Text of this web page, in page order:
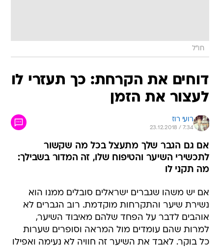
חו"ל
דוחים את הקרחת: כך תעזרי לו
לעצור את הזמן
רועי רוז
23.12.2018 / 7:34
אם גם הגבר שלך מתעצל בכל מה שקשור
לתכשירי השיער והטיפוח שלו, זה המדור בשבילך:
מה תקני לו
אם יש משהו שגברים ישראלים סובלים ממנו הוא
נשירת שיער והתקרחות מוקדמת. רוב הגברים לא
אוהבים לדבר על הפחד שלהם מאיבוד השיער,
למרות שהם עומדים מול המראה וסופרים שערות
כל בוקר. לאבד את השיער זה חוויה לא נעימה ואפילו